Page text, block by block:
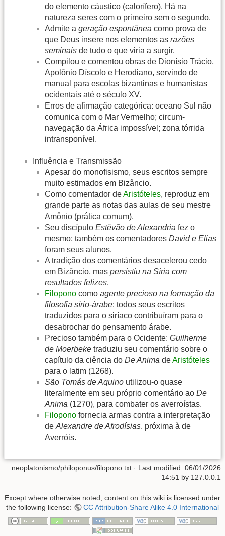
do elemento cáustico (calorífero). Há na
natureza seres com o primeiro sem o segundo.
Admite a geração espontânea como prova de
que Deus insere nos elementos as razões
seminais de tudo o que viria a surgir.
Compilou e comentou obras de Dionísio Trácio,
Apolônio Díscolo e Herodiano, servindo de
manual para escolas bizantinas e humanistas
ocidentais até o século XV.
Erros de afirmação categórica: oceano Sul não
comunica com o Mar Vermelho; circum-
navegação da África impossível; zona tórrida
intransponível.
Influência e Transmissão
Apesar do monofisismo, seus escritos sempre
muito estimados em Bizâncio.
Como comentador deAristóteles, reproduz em
grande parte as notas das aulas de seu mestre
Amônio (prática comum).
Seu discípulo Estêvão de Alexandria fez o
mesmo; também os comentadores David e Elias
foram seus alunos.
A tradição dos comentários desacelerou cedo
em Bizâncio, mas persistiu na Síria com
resultados felizes.
Filopono como agente precioso na formação da
filosofia sírio-árabe: todos seus escritos
traduzidos para o siríaco contribuíram para o
desabrochar do pensamento árabe.
Precioso também para o Ocidente: Guilherme
de Moerbeke traduziu seu comentário sobre o
capítulo da ciência do De Anima deAristóteles
para o latim (1268).
São Tomás de Aquino utilizou-o quase
literalmente em seu próprio comentário ao De
Anima (1270), para combater os averroístas.
Filopono fornecia armas contra a interpretação
de Alexandre de Afrodísias, próxima à de
Averróis.
neoplatonismo/philoponus/filopono.txt · Last modified: 06/01/2026
14:51 by 127.0.0.1
Except where otherwise noted, content on this wiki is licensed under
the following license:
CC Attribution-Share Alike 4.0 International